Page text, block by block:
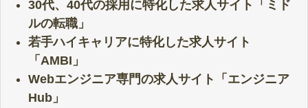
30代、40代の採用に特化した求人サイト「ミド
ルの転職」
若手ハイキャリアに特化した求人サイト
「AMBI」
Webエンジニア専門の求人サイト「エンジニア
Hub」